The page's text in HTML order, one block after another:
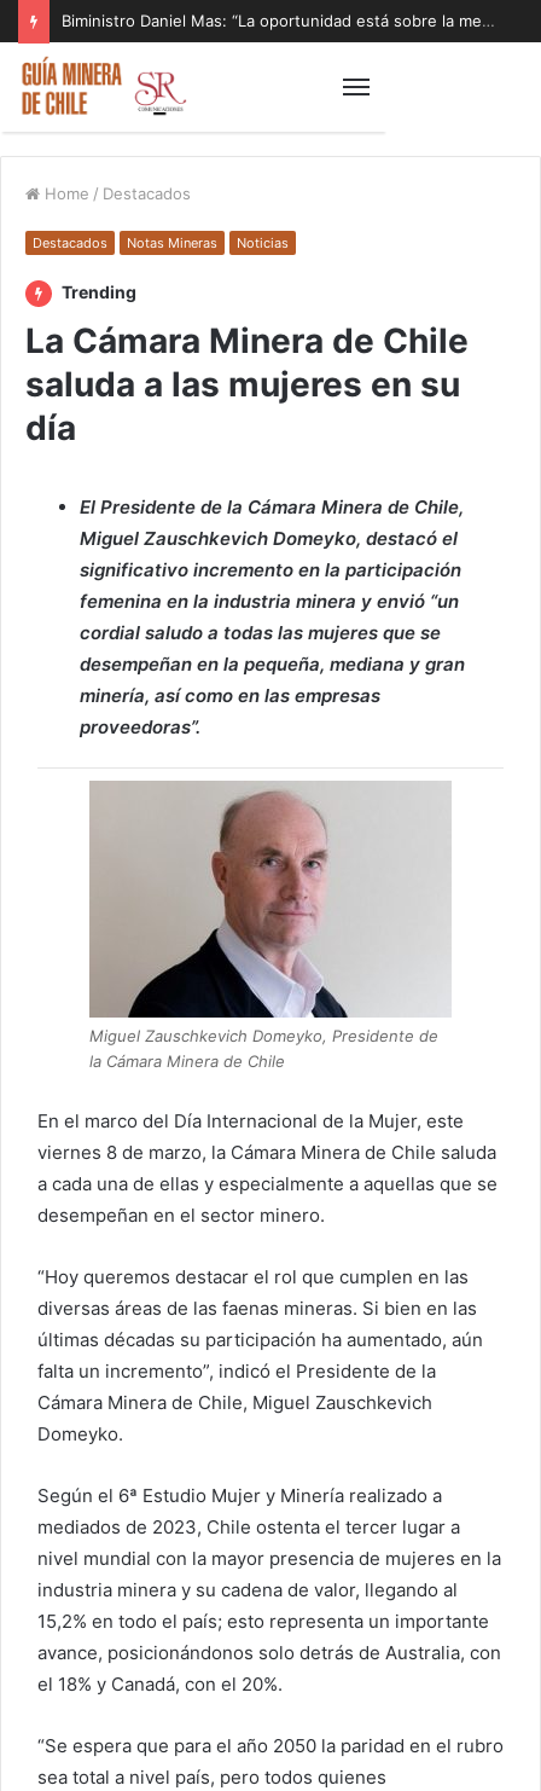
Biministro Daniel Mas: “La oportunidad está sobre la mesa y tenemos que aprovecharla”
Home / Destacados
Destacados Notas Mineras Noticias
Trending
La Cámara Minera de Chile
saluda a las mujeres en su
día
El Presidente de la Cámara Minera de Chile,
Miguel Zauschkevich Domeyko, destacó el
significativo incremento en la participación
femenina en la industria minera y envió “un
cordial saludo a todas las mujeres que se
desempeñan en la pequeña, mediana y gran
minería, así como en las empresas
proveedoras”.
Miguel Zauschkevich Domeyko, Presidente de
la Cámara Minera de Chile
En el marco del Día Internacional de la Mujer, este
viernes 8 de marzo, la Cámara Minera de Chile saluda
a cada una de ellas y especialmente a aquellas que se
desempeñan en el sector minero.
“Hoy queremos destacar el rol que cumplen en las
diversas áreas de las faenas mineras. Si bien en las
últimas décadas su participación ha aumentado, aún
falta un incremento”, indicó el Presidente de la
Cámara Minera de Chile, Miguel Zauschkevich
Domeyko.
Según el 6ª Estudio Mujer y Minería realizado a
mediados de 2023, Chile ostenta el tercer lugar a
nivel mundial con la mayor presencia de mujeres en la
industria minera y su cadena de valor, llegando al
15,2% en todo el país; esto representa un importante
avance, posicionándonos solo detrás de Australia, con
el 18% y Canadá, con el 20%.
“Se espera que para el año 2050 la paridad en el rubro
sea total a nivel país, pero todos quienes